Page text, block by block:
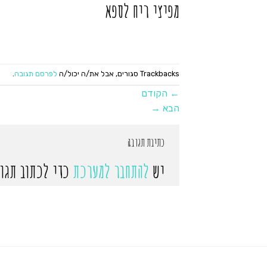
מפיצי ריח לספא
Trackbacks סגורים, אבל את/ה יכול/ה לפרסם תגובה.
← הקודם
הבא →
כתיבת תגובה
יש להתחבר למערכת כדי לכתוב